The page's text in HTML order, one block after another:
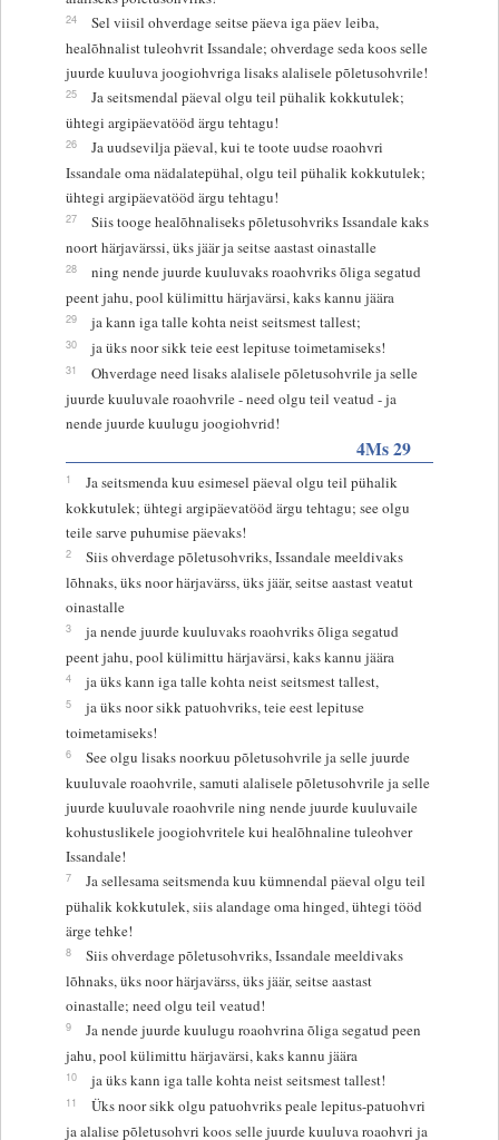
24
Sel viisil ohverdage seitse päeva iga päev leiba,
healõhnalist tuleohvrit Issandale; ohverdage seda koos selle
juurde kuuluva joogiohvriga lisaks alalisele põletusohvrile!
25
Ja seitsmendal päeval olgu teil pühalik kokkutulek;
ühtegi argipäevatööd ärgu tehtagu!
26
Ja uudsevilja päeval, kui te toote uudse roaohvri
Issandale oma nädalatepühal, olgu teil pühalik kokkutulek;
ühtegi argipäevatööd ärgu tehtagu!
27
Siis tooge healõhnaliseks põletusohvriks Issandale kaks
noort härjavärssi, üks jäär ja seitse aastast oinastalle
28
ning nende juurde kuuluvaks roaohvriks õliga segatud
peent jahu, pool külimittu härjavärsi, kaks kannu jäära
29 ja kann iga talle kohta neist seitsmest tallest;
30 ja üks noor sikk teie eest lepituse toimetamiseks!
31
Ohverdage need lisaks alalisele põletusohvrile ja selle
juurde kuuluvale roaohvrile - need olgu teil veatud - ja
nende juurde kuulugu joogiohvrid!
4Ms 29
1
Ja seitsmenda kuu esimesel päeval olgu teil pühalik
kokkutulek; ühtegi argipäevatööd ärgu tehtagu; see olgu
teile sarve puhumise päevaks!
2
Siis ohverdage põletusohvriks, Issandale meeldivaks
lõhnaks, üks noor härjavärss, üks jäär, seitse aastast veatut
oinastalle
3
ja nende juurde kuuluvaks roaohvriks õliga segatud
peent jahu, pool külimittu härjavärsi, kaks kannu jäära
4 ja üks kann iga talle kohta neist seitsmest tallest,
5
ja üks noor sikk patuohvriks, teie eest lepituse
toimetamiseks!
6
See olgu lisaks noorkuu põletusohvrile ja selle juurde
kuuluvale roaohvrile, samuti alalisele põletusohvrile ja selle
juurde kuuluvale roaohvrile ning nende juurde kuuluvaile
kohustuslikele joogiohvritele kui healõhnaline tuleohver
Issandale!
7
Ja sellesama seitsmenda kuu kümnendal päeval olgu teil
pühalik kokkutulek, siis alandage oma hinged, ühtegi tööd
ärge tehke!
8
Siis ohverdage põletusohvriks, Issandale meeldivaks
lõhnaks, üks noor härjavärss, üks jäär, seitse aastast
oinastalle; need olgu teil veatud!
9
Ja nende juurde kuulugu roaohvrina õliga segatud peen
jahu, pool külimittu härjavärsi, kaks kannu jäära
10 ja üks kann iga talle kohta neist seitsmest tallest!
11
Üks noor sikk olgu patuohvriks peale lepitus-patuohvri
ja alalise põletusohvri koos selle juurde kuuluva roaohvri ja